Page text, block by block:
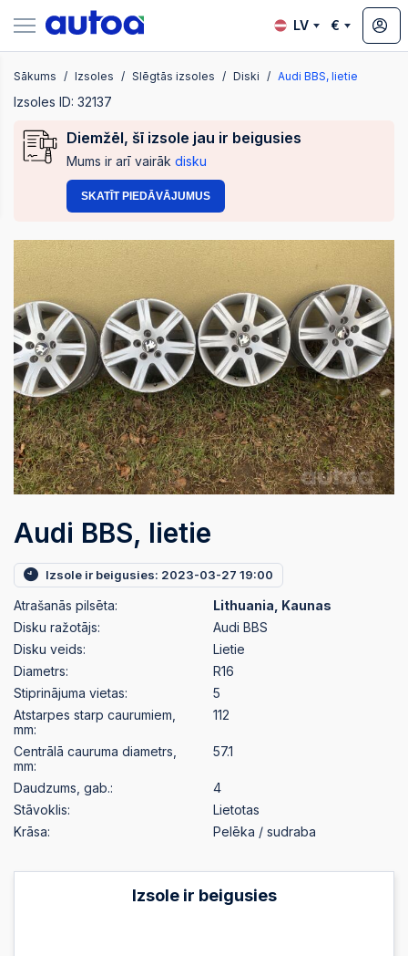
LV €
Sākums Izsoles Slēgtās izsoles Diski Audi BBS, lietie
Izsoles ID: 32137
Diemžēl, šī izsole jau ir beigusies
Mums ir arī vairāk disku
SKATĪT PIEDĀVĀJUMUS
Audi BBS, lietie
Izsole ir beigusies: 2023-03-27 19:00
Atrašanās pilsēta:
Lithuania, Kaunas
Disku ražotājs:
Audi BBS
Disku veids:
Lietie
Diametrs:
R16
Stiprinājuma vietas:
5
Atstarpes starp caurumiem,
mm:
112
Centrālā cauruma diametrs,
mm:
57.1
Daudzums, gab.:
4
Stāvoklis:
Lietotas
Krāsa:
Pelēka / sudraba
Izsole ir beigusies